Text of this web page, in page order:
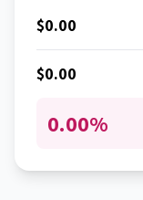
$0.00
$0.00
0.00%